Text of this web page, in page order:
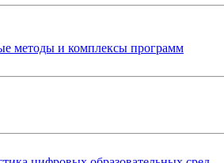
методы и комплексы программ